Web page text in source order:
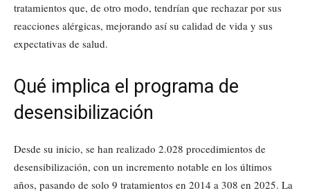
tratamientos que, de otro modo, tendrían que rechazar por sus
reacciones alérgicas, mejorando así su calidad de vida y sus
expectativas de salud.
Qué implica el programa de
desensibilización
Desde su inicio, se han realizado 2.028 procedimientos de
desensibilización, con un incremento notable en los últimos
años, pasando de solo 9 tratamientos en 2014 a 308 en 2025. La